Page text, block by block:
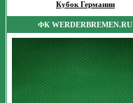
Кубок Германии
ФК WERDERBREMEN.RU